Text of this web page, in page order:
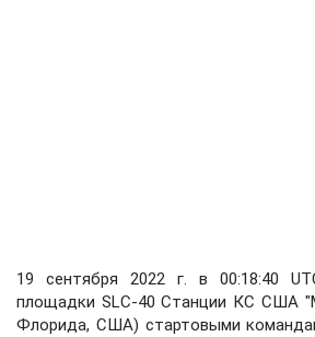
19 сентября 2022 г. в 00:18:40
площадки SLC-40 Станции КС США
Флорида, США) стартовыми